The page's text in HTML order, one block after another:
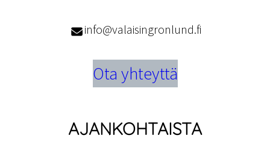
info@valaisingronlund.fi
Ota yhteyttä
AJANKOHTAISTA